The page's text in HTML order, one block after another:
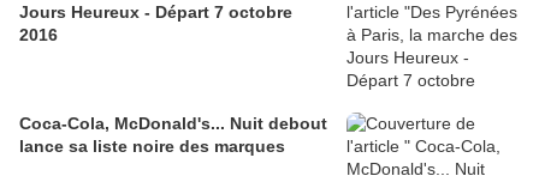
Jours Heureux - Départ 7 octobre
2016
Coca-Cola, McDonald's... Nuit debout
lance sa liste noire des marques